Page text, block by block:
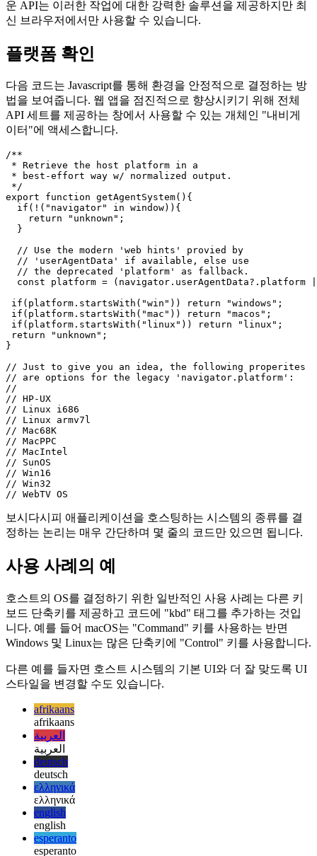
지정합니다. OS 또는 브라우저 버전 감지는 과거에 취약하기
로 악명이 높았으므로 "내비게이터"에서 사용할 수 있는 새로
운 API는 이러한 작업에 대한 강력한 솔루션을 제공하지만 최
신 브라우저에서만 사용할 수 있습니다.
플랫폼 확인
다음 코드는 Javascript를 통해 환경을 안정적으로 결정하는 방
법을 보여줍니다. 웹 앱을 점진적으로 향상시키기 위해 전체
API 세트를 제공하는 창에서 사용할 수 있는 개체인 "내비게
이터"에 액세스합니다.
/**
* Retrieve the host platform in a
* best-effort way w/ normalized output.
*/
  if(!("navigator" in window)){
    return "unknown";
  }
  // Use the modern 'web hints' provied by
  // 'userAgentData' if available, else use
  // the deprecated 'platform' as fallback.
const platform = (navigator.userAgentData?.platform
if(platform.startsWith("win")) return "windows";
if(platform.startsWith("linux")) return "linux";
return "unknown";
}
// Just to give you an idea, the following properites
// are options for the legacy 'navigator.platform':
//
// HP-UX
// Linux i686
// Linux armv7l
// Mac68K
// MacPPC
// MacIntel
// SunOS
// Win16
// Win32
보시다시피 애플리케이션을 호스팅하는 시스템의 종류를 결
정하는 논리는 매우 간단하며 몇 줄의 코드만 있으면 됩니다.
사용 사례의 예
호스트의 OS를 결정하기 위한 일반적인 사용 사례는 다른 키
보드 단축키를 제공하고 코드에 "kbd" 태그를 추가하는 것입
니다. 예를 들어 macOS는 "Command" 키를 사용하는 반면
Windows 및 Linux는 많은 단축키에 "Control" 키를 사용합니다.
다른 예를 들자면 호스트 시스템의 기본 UI와 더 잘 맞도록 UI
스타일을 변경할 수도 있습니다.
afrikaans
afrikaans
العربية
العربية
deutsch
deutsch
ελληνικά
ελληνικά
english